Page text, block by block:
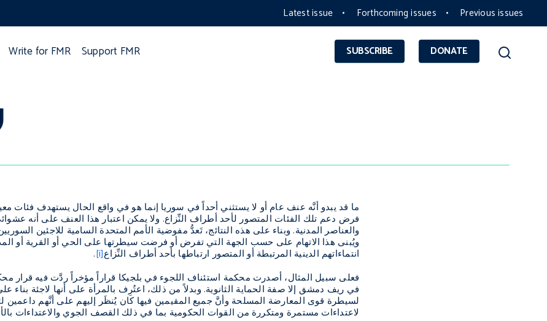
Latest issue Forthcoming issues Previous issues
SUBSCRIBE DONATE
Write for FMR Support FMR
ما قد يبدو أنَّه عنف عام أو لا يستثني أحداً في سوريا إنما هو في واقع الحال يستهدف فئات
فرض دعم تلك الفئات المتصور لأحد أطراف النِّزاع. ولا يمكن اعتبار هذا العنف على أنه
والعناصر المدنية. وبناء على هذه النتائج، تَعدُّ مفوضية الأمم المتحدة السامية للاجئين
ويُبنى هذا الاتهام على حسب الجهة التي تفرض أو فرضت سيطرتها على الحي أو القرية أو
انتماءاتهم الدينية المرتبطة أو المتصور ارتباطها بأحد أطراف النِّزاع[i]
.
فعلى سبيل المثال، أصدرت محكمة استئناف اللجوء في بلجيكا قراراً مؤخراً ردَّت فيه قرار
في ريف دمشق إلا صفة الحماية الثانوية. وبدلاً من ذلك، اعتُرِف بالمرأة على أنها لاجئة بناء
لسيطرة قوى المعارضة المسلحة وأنَّ جميع المقيمين فيها كان يُنظَر إليهم على أنَّهم داعمين
لاعتداءات مستمرة ومتكررة من القوات الحكومية بما في ذلك القصف الجوي والاعتداءات